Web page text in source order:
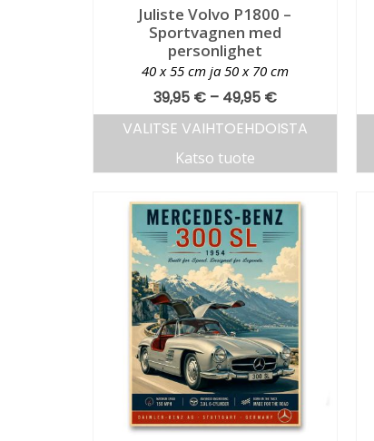
Juliste Volvo P1800 –
Sportvagnen med
personlighet
40 x 55 cm ja 50 x 70 cm
39,95 € – 49,95 €
VALITSE VAIHTOEHDOISTA
Katso tuote